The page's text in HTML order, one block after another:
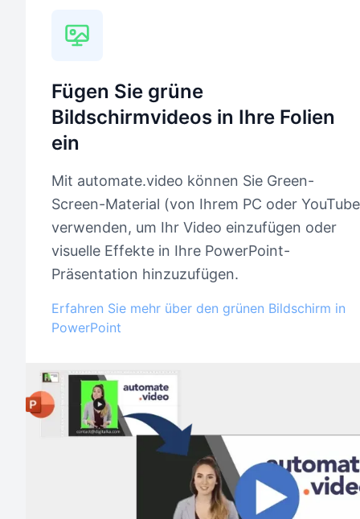
Fügen Sie grüne
Bildschirmvideos in Ihre Folien
ein
Mit automate.video können Sie Green-
Screen-Material (von Ihrem PC oder
verwenden, um Ihr Video einzufügen oder
visuelle Effekte in Ihre PowerPoint-
Präsentation hinzuzufügen.
Erfahren Sie mehr über den grünen Bildschirm in
PowerPoint